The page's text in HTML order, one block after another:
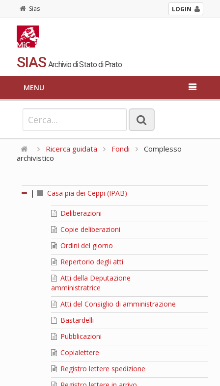
Sias LOGIN
SIAS Archivio di Stato di Prato
MENU
Ricerca guidata Fondi
Complesso
archivistico
| Casa pia dei Ceppi (IPAB)
Deliberazioni
Copie deliberazioni
Ordini del giorno
Repertorio degli atti
Atti della Deputazione
amministratrice
Atti del Consiglio di amministrazione
Bastardelli
Pubblicazioni
Copialettere
Registro lettere spedizione